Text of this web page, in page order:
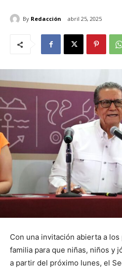
By Redacción abril 25, 2025
Con una invitación abierta a
familia para que niñas, niños y
a partir del próximo lunes, el